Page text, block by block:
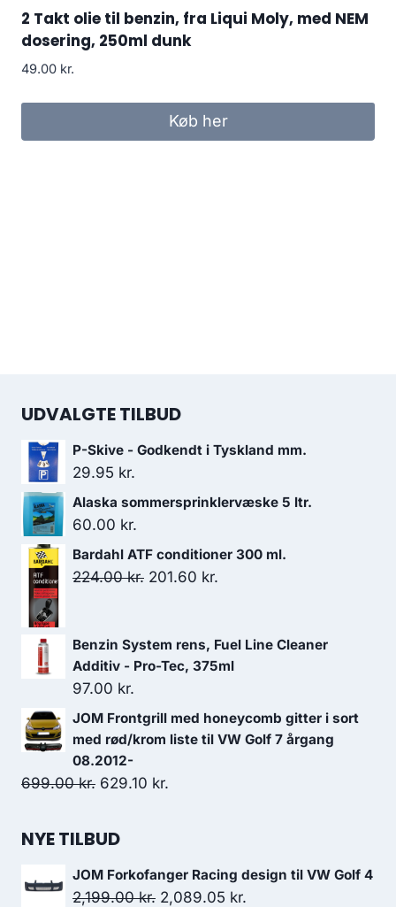
2 Takt olie til benzin, fra Liqui Moly, med NEM
dosering, 250ml dunk
49.00 kr.
Køb her
UDVALGTE TILBUD
P-Skive - Godkendt i Tyskland mm.
29.95 kr.
Alaska sommersprinklervæske 5 ltr.
60.00 kr.
Bardahl ATF conditioner 300 ml.
224.00kr. Den
var:
224.00 kr..
201.60 kr.
er:
201.60 kr..
Benzin System rens, Fuel Line Cleaner
Additiv - Pro-Tec, 375ml
97.00 kr.
JOM Frontgrill med honeycomb gitter i sort
med rød/krom liste til VW Golf 7 årgang
08.2012-
699.00kr. Den
pris
699.00 kr..
629.10 kr.
629.10 kr..
NYE TILBUD
JOM Forkofanger Racing design til VW Golf 4
2,199.00kr. Den
2,089.05 kr.